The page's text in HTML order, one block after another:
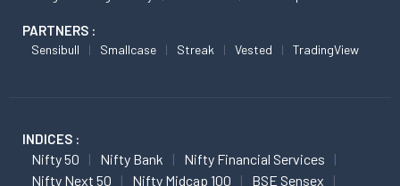
PARTNERS :
Sensibull Smallcase Streak Vested TradingView
INDICES :
Nifty 50 Nifty Bank
Nifty Financial Services
Nifty Next 50
Nifty Midcap 100
BSE Sensex